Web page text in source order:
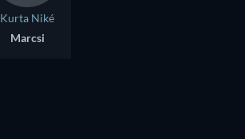
Kurta Niké
Marcsi